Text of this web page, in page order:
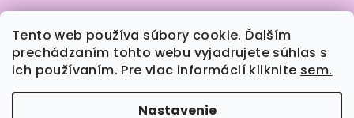
Tento web používa súbory cookie. Ďalším
prechádzaním tohto webu vyjadrujete súhlas s
ich používaním. Pre viac informácií kliknite sem.
Nastavenie
Sledovať na Instagrame